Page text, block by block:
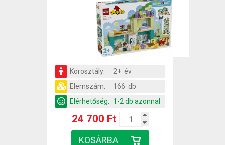
Korosztály:
2+ év
Elemszám:
166 db
Elérhetőség: 1-2 db azonnal
24 700 Ft